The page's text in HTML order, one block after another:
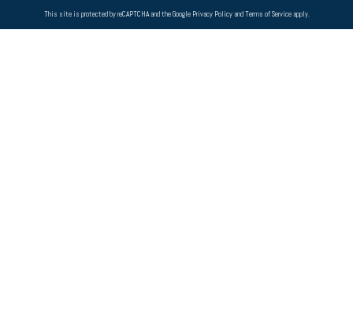
This site is protected by reCAPTCHA and the Google Privacy PolicyandTerms of Serviceapply.